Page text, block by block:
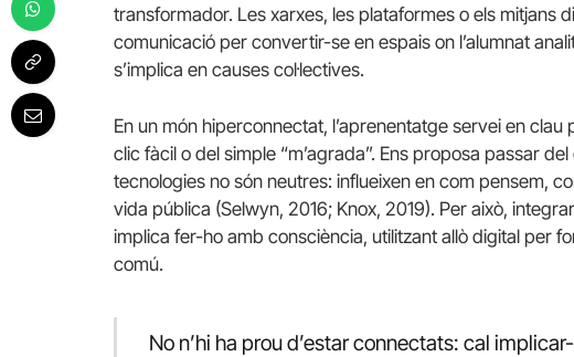
transformador. Les xarxes, les plataformes o els mitjans
comunicació per convertir-se en espais on l’alumnat
s’implica en causes col·lectives.
En un món hiperconnectat, l’aprenentatge servei en
clic fàcil o del simple “m’agrada”. Ens proposa passar
tecnologies no són neutres: influeixen en com pensem,
vida pública (Selwyn, 2016; Knox, 2019). Per això,
implica fer-ho amb consciència, utilitzant allò digital per
comú.
No n’hi ha prou d’estar connectats: cal implicar-